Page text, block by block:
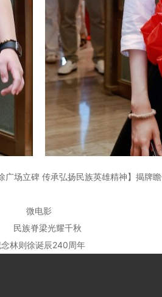
场立碑 传承弘扬民族英雄精神】揭牌
微电影
民族脊梁光耀千秋
林则徐诞辰240周年